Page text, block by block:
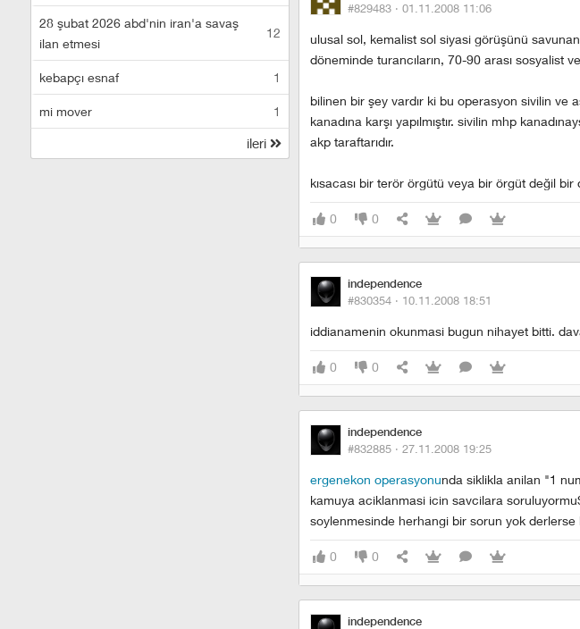
28 şubat 2026 abd'nin iran'a savaş
ilan etmesi
12
kebapçı esnaf 1
mi mover 1
ileri
#829483 · 01.11.2008 11:06
ulusal sol, kemalist sol siyasi görüşünü savunan
döneminde turancıların, 70-90 arası sosyalist
bilinen bir şey vardır ki bu operasyon sivilin
kanadına karşı yapılmıştır. sivilin mhp
akp taraftarıdır.
kısacası bir terör örgütü veya bir örgüt değil bir
0 0
independence
#830354 · 10.11.2008 18:51
iddianamenin okunmasi bugun nihayet bitti.
0 0
independence
#832885 · 27.11.2008 19:25
ergenekon operasyonunda siklikla anilan "1
kamuya aciklanmasi icin savcilara
soylenmesinde herhangi bir sorun yok
0 0
independence